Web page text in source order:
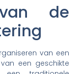
de
van een
een geschikte